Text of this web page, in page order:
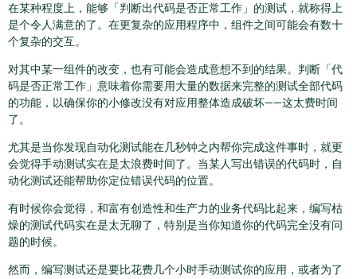
在某种程度上，能够「判断出代码是否正常工作」的测试，就称得上
是个令人满意的了。在更复杂的应用程序中，组件之间可能会有数十
个复杂的交互。
对其中某一组件的改变，也有可能会造成意想不到的结果。判断「代
码是否正常工作」意味着你需要用大量的数据来完整的测试全部代码
的功能，以确保你的小修改没有对应用整体造成破坏——这太费时间
了。
尤其是当你发现自动化测试能在几秒钟之内帮你完成这件事时，就更
会觉得手动测试实在是太浪费时间了。当某人写出错误的代码时，自
动化测试还能帮助你定位错误代码的位置。
有时候你会觉得，和富有创造性和生产力的业务代码比起来，编写枯
燥的测试代码实在是太无聊了，特别是当你知道你的代码完全没有问
题的时候。
然而，编写测试还是要比花费几个小时手动测试你的应用，或者为了